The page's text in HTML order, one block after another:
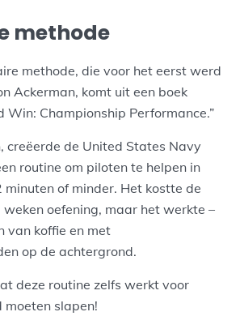
methode
methode, die voor het eerst werd
Ackerman, komt uit een boek
Win: Championship Performance.”
creëerde de United States Navy
routine om piloten te helpen in
of minder. Het kostte de
oefening, maar het werkte –
van koffie en met
op de achtergrond.
deze routine zelfs werkt voor
moeten slapen!